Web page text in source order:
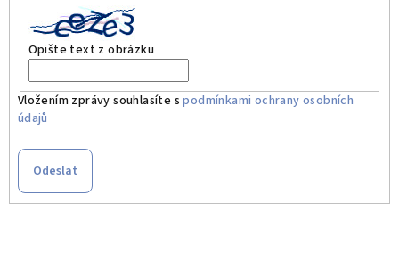
Opište text z obrázku
Vložením zprávy souhlasíte spodmínkami ochrany osobních
údajů
Odeslat